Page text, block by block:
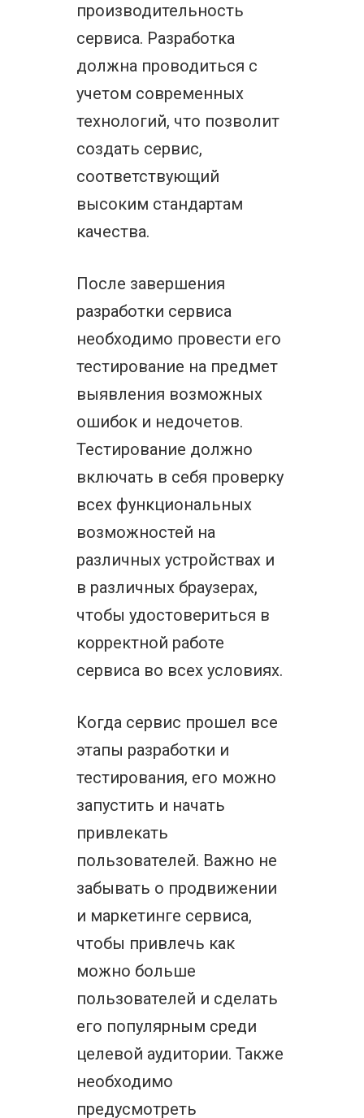
производительность
сервиса. Разработка
должна проводиться с
учетом современных
технологий, что позволит
создать сервис,
соответствующий
высоким стандартам
качества.
После завершения
разработки сервиса
необходимо провести его
тестирование на предмет
выявления возможных
ошибок и недочетов.
Тестирование должно
включать в себя проверку
всех функциональных
возможностей на
различных устройствах и
в различных браузерах,
чтобы удостовериться в
корректной работе
сервиса во всех условиях.
Когда сервис прошел все
этапы разработки и
тестирования, его можно
запустить и начать
привлекать
пользователей. Важно не
забывать о продвижении
и маркетинге сервиса,
чтобы привлечь как
можно больше
пользователей и сделать
его популярным среди
целевой аудитории. Также
необходимо
предусмотреть